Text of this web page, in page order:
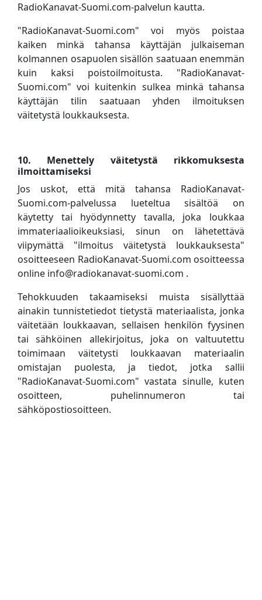
RadioKanavat-Suomi.com-palvelun kautta.
"RadioKanavat-Suomi.com" voi myös poistaa
kaiken minkä tahansa käyttäjän julkaiseman
kolmannen osapuolen sisällön saatuaan enemmän
kuin kaksi poistoilmoitusta. "RadioKanavat-
Suomi.com" voi kuitenkin sulkea minkä tahansa
käyttäjän tilin saatuaan yhden ilmoituksen
väitetystä loukkauksesta.
10. Menettely väitetystä rikkomuksesta
ilmoittamiseksi
Jos uskot, että mitä tahansa RadioKanavat-
Suomi.com-palvelussa lueteltua sisältöä on
käytetty tai hyödynnetty tavalla, joka loukkaa
immateriaalioikeuksiasi, sinun on lähetettävä
viipymättä "ilmoitus väitetystä loukkauksesta"
osoitteeseen RadioKanavat-Suomi.com osoitteessa
online info@radiokanavat-suomi.com .
Tehokkuuden takaamiseksi muista sisällyttää
ainakin tunnistetiedot tietystä materiaalista, jonka
väitetään loukkaavan, sellaisen henkilön fyysinen
tai sähköinen allekirjoitus, joka on valtuutettu
toimimaan väitetysti loukkaavan materiaalin
omistajan puolesta, ja tiedot, jotka sallii
"RadioKanavat-Suomi.com" vastata sinulle, kuten
osoitteen, puhelinnumeron tai
sähköpostiosoitteen.